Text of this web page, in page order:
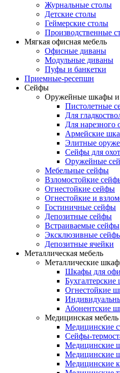
Журнальные столы
Детские столы
Геймерские столы
Производственные
Мягкая офисная мебель
Офисные диваны
Модульные диваны
Пуфы и банкетки
Приемные-ресепшн
Сейфы
Оружейные шкафы
Пистолетные
Для
Для нарезного
Армейские
Элитные
Сейфы для
Оружейные
Мебельные сейфы
Взломостойкие
Огнестойкие сейфы
Огнестойкие и
Гостиничные сейфы
Депозитные сейфы
Встраиваемые сейфы
Эксклюзивные
Депозитные ячейки
Металлическая мебель
Металлические
Шкафы для
Огнестойкие
Абонентские
Медицинская мебель
Медицинские
Сейфы-
Медицинские
Медицинские
Медицинские